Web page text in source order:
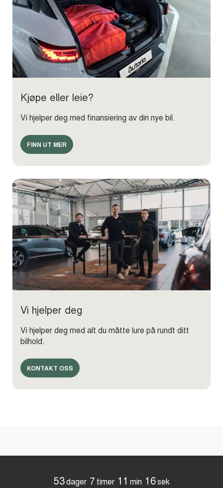
Kjøpe eller leie?
Vi hjelper deg med finansiering av din nye bil.
FINN UT MER
Vi hjelper deg
Vi hjelper deg med alt du måtte lure på rundt ditt
bilhold.
KONTAKT OSS
53dager 7 timer 11 min 15sek